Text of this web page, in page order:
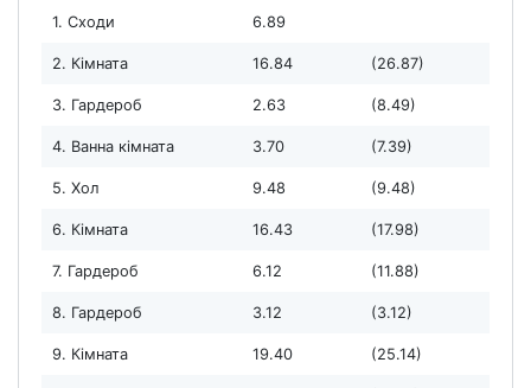
1. Сходи 6.89
2. Кімната 16.84 (26.87)
3. Гардероб 2.63 (8.49)
4. Ванна кімната 3.70 (7.39)
5. Хол 9.48 (9.48)
6. Кімната 16.43 (17.98)
7. Гардероб 6.12 (11.88)
8. Гардероб 3.12 (3.12)
9. Кімната 19.40 (25.14)